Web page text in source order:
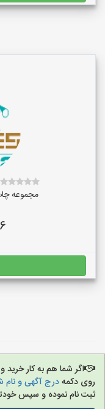
مجموعه
اگر شما هم به کار
روی دکمهدرج آگهی و نام
ثبت نام نموده و سپس